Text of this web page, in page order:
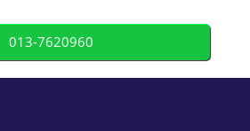
013-7620960